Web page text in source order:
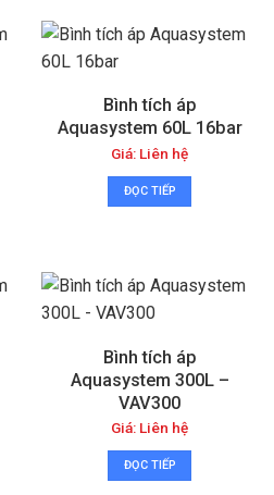
Bình tích áp
Aquasystem 60L 16bar
Giá: Liên hệ
ĐỌC TIẾP
Bình tích áp
Aquasystem 300L –
VAV300
Giá: Liên hệ
ĐỌC TIẾP